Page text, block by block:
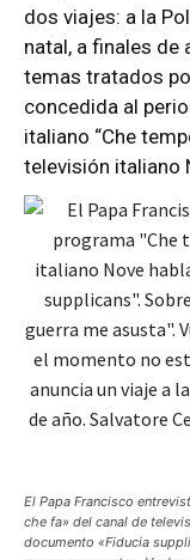
dos viajes: a la
natal, a finales de
temas tratados
concedida al
italiano “Che
televisión italiano
El Papa Francisco
che fa» del canal de
documento «Fiducia